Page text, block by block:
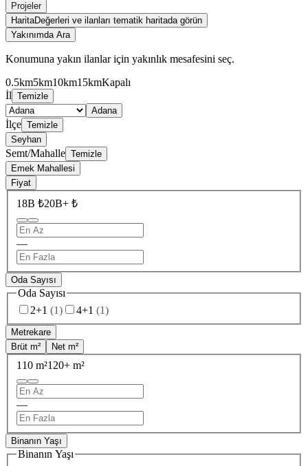
Projeler
HaritaDeğerleri ve ilanları tematik haritada görün
Yakınımda Ara
Konumuna yakın ilanlar için yakınlık mesafesini seç.
0.5km5km10km15kmKapalı
İl Temizle
Adana
İlçe Temizle
Seyhan
Semt/Mahalle Temizle
Emek Mahallesi
Fiyat
18B ₺20B+ ₺
—
Oda Sayısı
Oda Sayısı
2+1 (1) 4+1 (1)
Metrekare
Brüt m²
Net m²
110 m²120+ m²
—
Binanın Yaşı
Binanın Yaşı